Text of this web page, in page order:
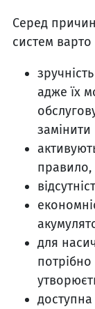
Серед
систем варто
адже їх
для